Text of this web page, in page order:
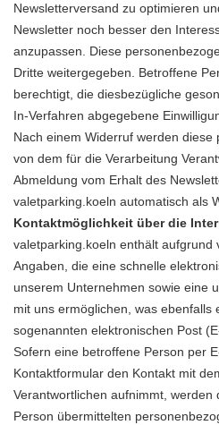
Newsletterversand zu optimieren
Newsletter noch besser den
anzupassen. Diese
Dritte weitergegeben. Betroffene
berechtigt, die diesbezügliche
In-Verfahren abgegebene
Nach einem Widerruf werden diese
von dem für die Verarbeitung
Abmeldung vom Erhalt des
valetparking.koeln automatisch als
Kontaktmöglichkeit über die
valetparking.koeln enthält aufgrund
Angaben, die eine schnelle
unserem Unternehmen sowie eine
mit uns ermöglichen, was ebenfalls
sogenannten elektronischen Post
Sofern eine betroffene Person per
Kontaktformular den Kontakt mit
Verantwortlichen aufnimmt, werden
Person übermittelten